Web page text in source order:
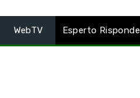
WebTV Esperto Risponde